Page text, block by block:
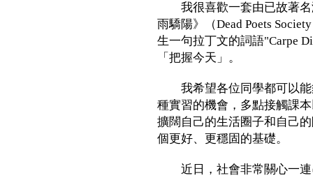
我很喜歡一套由已故著名
雨驕陽》（Dead Poets
生一句拉丁文的詞語"Carpe
「把握今天」。
我希望各位同學都可以能
種實習的機會，多點接觸課
擴闊自己的生活圈子和自己
個更好、更穩固的基礎。
近日，社會非常關心一連